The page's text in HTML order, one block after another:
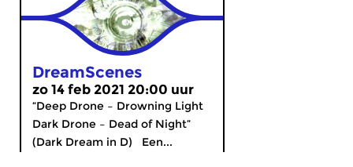
DreamScenes
zo 14 feb 2021 20:00 uur
“Deep Drone – Drowning Light
Dark Drone – Dead of Night”
(Dark Dream in D) Een...